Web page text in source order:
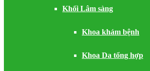
Khối Lâm sàng
Khoa khám bệnh
Khoa Da tổng hợp